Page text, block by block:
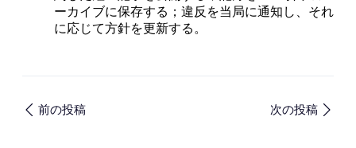
ーカイブに保存する；違反を当局に通知し、それ
に応じて方針を更新する。
前の投稿 次の投稿